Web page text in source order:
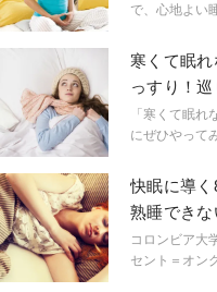
で、心地よい
寒くて眠
っすり！
「寒くて眠
にぜひやって
チャーのサン
快眠に導く
熟睡できな
コロンビア大
セント＝オン